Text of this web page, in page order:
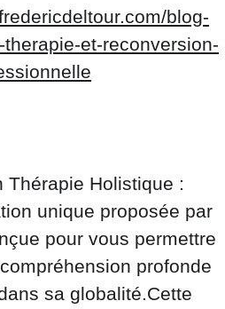
blog-
et-reconversion-
Thérapie Holistique :
unique proposée par
pour vous permettre
profonde
sa globalité.Cette